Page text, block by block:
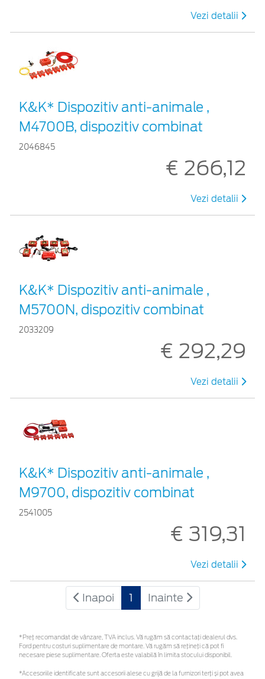
Vezi detalii
K&K* Dispozitiv anti-animale ,
M4700B, dispozitiv combinat
2046845
€ 266,12
Vezi detalii
K&K* Dispozitiv anti-animale ,
M5700N, dispozitiv combinat
2033209
€ 292,29
Vezi detalii
K&K* Dispozitiv anti-animale ,
M9700, dispozitiv combinat
2541005
€ 319,31
Vezi detalii
Inapoi 1 Inainte
*Preţ recomandat de vânzare, TVA inclus. Vă rugăm să contactaţi dealerul dvs.
Ford pentru costuri suplimentare de montare. Vă rugăm să rețineți că pot fi
necesare piese suplimentare. Oferta este valabilă în limita stocului disponibil.
*Accesoriile identificate sunt accesorii alese cu grijă de la furnizori terți și pot avea